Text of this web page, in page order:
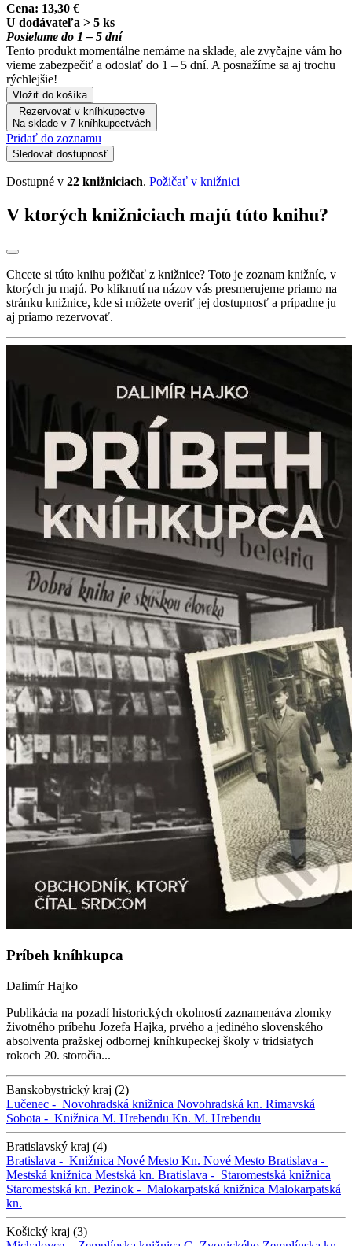
Cena: 13,30 €
U dodávateľa > 5 ks
Posielame do 1 – 5 dní
Tento produkt momentálne nemáme na sklade, ale zvyčajne vám ho
vieme zabezpečiť a odoslať do 1 – 5 dní. A posnažíme sa aj trochu
rýchlejšie!
Vložiť do košíka
Rezervovať v kníhkupectve
Na sklade v 7 kníhkupectvách
Pridať do zoznamu
Sledovať dostupnosť
Dostupné v 22 knižniciach. Požičať v knižnici
V ktorých knižniciach majú túto knihu?
Chcete si túto knihu požičať z knižnice? Toto je zoznam knižníc, v
ktorých ju majú. Po kliknutí na názov vás presmerujeme priamo na
stránku knižnice, kde si môžete overiť jej dostupnosť a prípadne ju
aj priamo rezervovať.
Príbeh kníhkupca
Dalimír Hajko
Publikácia na pozadí historických okolností zaznamenáva zlomky
životného príbehu Jozefa Hajka, prvého a jediného slovenského
absolventa pražskej odbornej kníhkupeckej školy v tridsiatych
rokoch 20. storočia...
Banskobystrický kraj (2)
Lučenec - Novohradská knižnica Novohradská kn. Rimavská
Sobota - Knižnica M. Hrebendu Kn. M. Hrebendu
Bratislavský kraj (4)
Bratislava - Knižnica Nové Mesto Kn. Nové Mesto Bratislava -
Mestská knižnica Mestská kn. Bratislava - Staromestská knižnica
Staromestská kn. Pezinok - Malokarpatská knižnica Malokarpatská
kn.
Košický kraj (3)